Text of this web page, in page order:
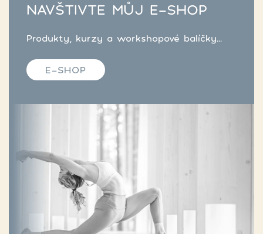
NAVŠTIVTE MŮJ E-SHOP
Produkty, kurzy a workshopové balíčky...
E-SHOP